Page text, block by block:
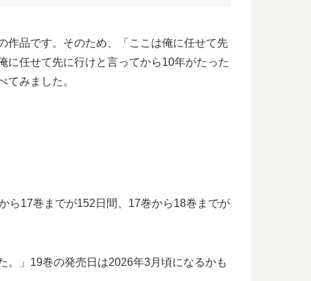
作品です。そのため、「ここは俺に任せて先
に任せて先に行けと言ってから10年がたった
みました。
ら17巻までが152日間、17巻から18巻までが
。」19巻の発売日は2026年3月頃になるかも